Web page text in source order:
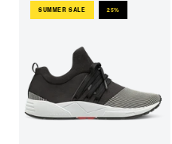
SUMMER SALE 25%
EU STØRRELSER